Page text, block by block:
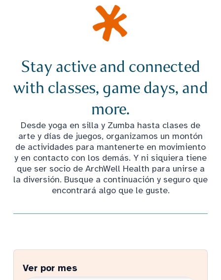
Stay active and connected
with classes, game days, and
more.
Desde yoga en silla y Zumba hasta clases de
arte y días de juegos, organizamos un montón
de actividades para mantenerte en movimiento
y en contacto con los demás. Y ni siquiera tiene
que ser socio de ArchWell Health para unirse a
la diversión. Busque a continuación y seguro que
encontrará algo que le guste.
Ver por mes